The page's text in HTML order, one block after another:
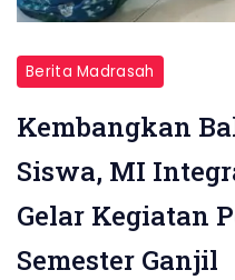
Berita Madrasah
Kembangkan
Siswa, MI
Gelar Kegiatan
Semester Ganjil